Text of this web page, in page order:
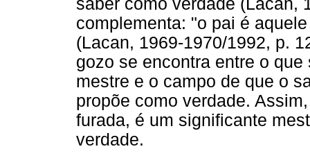
saber como verdade (Lacan,
complementa: "o pai é
(Lacan, 1969-1970/1992, p.
gozo se encontra entre o
mestre e o campo de que o
propõe como verdade.
furada, é um significante
verdade.